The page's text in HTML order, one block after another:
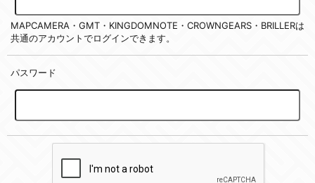
MAPCAMERA・GMT・KINGDOMNOTE・CROWNGEARS・BRILLERは
共通のアカウントでログインできます。
パスワード